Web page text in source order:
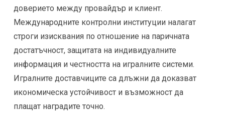
доверието между провайдър и клиент.
Международните контролни институции налагат
строги изисквания по отношение на паричната
достатъчност, защитата на индивидуалните
информация и честността на игралните системи.
Игралните доставчиците са длъжни да доказват
икономическа устойчивост и възможност да
плащат наградите точно.